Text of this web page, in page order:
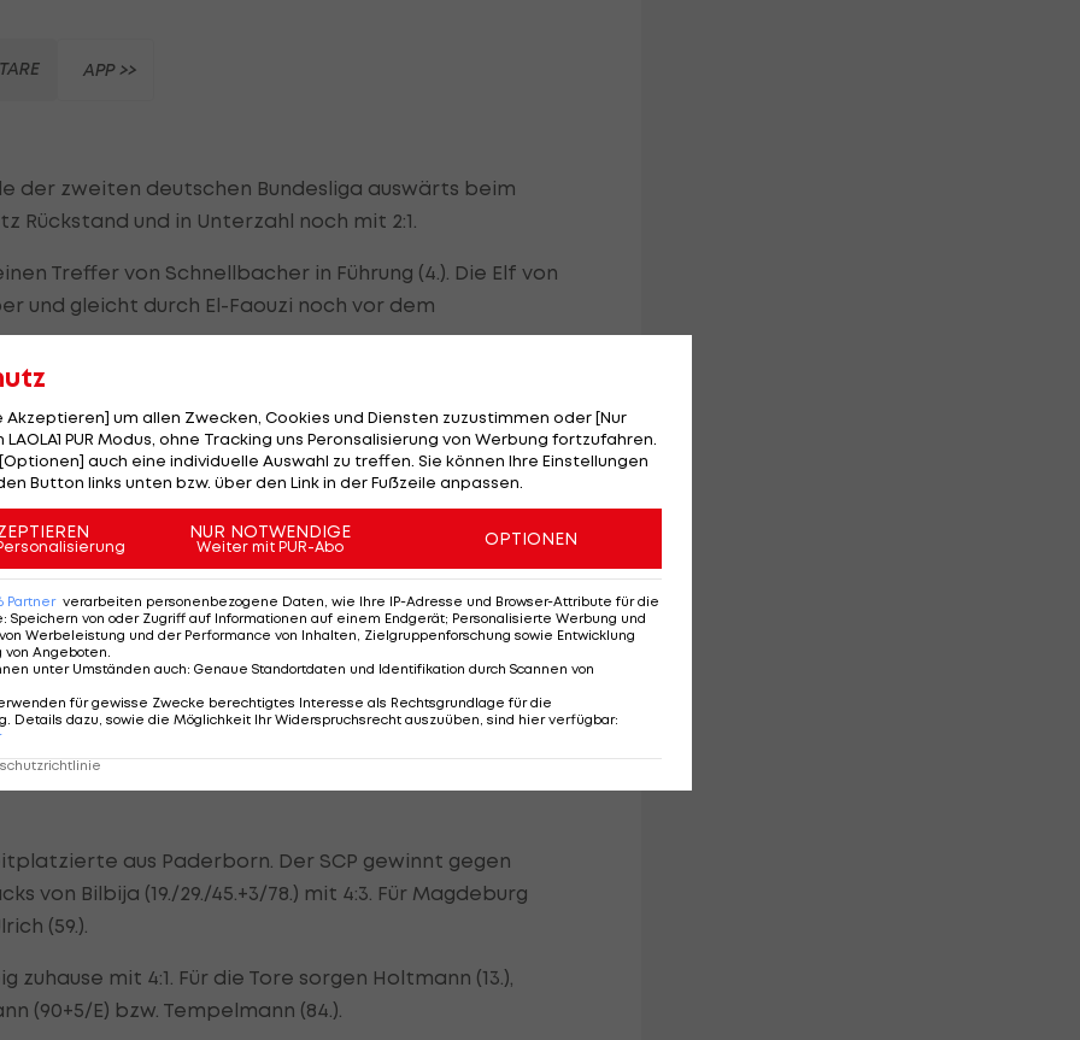
APP >>
der zweiten deutschen Bundesliga auswärts beim
Rückstand und in Unterzahl noch mit 2:1.
Treffer von Schnellbacher in Führung (4.). Die Elf von
und gleicht durch El-Faouzi noch vor dem
N'Diaye mit Gelb-Rot vom Platz fliegt
holt sich dank des Treffers von Sylla noch den
den Assist.
mit Abwehrchef Katic und den beiden
wichtigsten Spieler im Topspiel. In der Tabelle
vor Paderborn und fünf vor dem
aus Paderborn. Der SCP gewinnt gegen
von Bilbija (19./29./45.+3/78.) mit 4:3. Für Magdeburg
(59.).
mit 4:1. Für die Tore sorgen Holtmann (13.),
(90+5/E) bzw. Tempelmann (84.).
Akzeptieren] um allen Zwecken, Cookies und Diensten zuzustimmen oder [Nur
PUR Modus, ohne Tracking uns Peronsalisierung von Werbung fortzufahren.
auch eine individuelle Auswahl zu treffen. Sie können Ihre Einstellungen
Button links unten bzw. über den Link in der Fußzeile anpassen.
NUR NOTWENDIGE
Weiter mit PUR-Abo OPTIONEN
Partner verarbeiten personenbezogene Daten, wie Ihre IP-Adresse und Browser-Attribute für die
: Speichern von oder Zugriff auf Informationen auf einem Endgerät; Personalisierte Werbung und
Werbeleistung und der Performance von Inhalten, Zielgruppenforschung sowie Entwicklung
von Angeboten.
unter Umständen auch: Genaue Standortdaten und Identifikation durch Scannen von
für gewisse Zwecke berechtigtes Interesse als Rechtsgrundlage für die
Details dazu, sowie die Möglichkeit Ihr Widerspruchsrecht auszuüben, sind hier verfügbar: